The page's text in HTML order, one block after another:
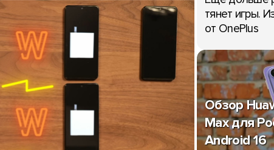
тянет игры.
от OnePlus
Обзор
Max для
Android 16